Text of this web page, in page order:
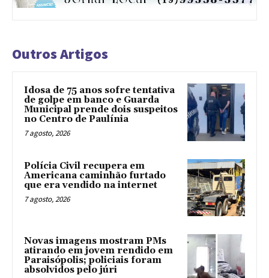
Outros Artigos
Idosa de 75 anos sofre tentativa
de golpe em banco e Guarda
Municipal prende dois suspeitos
no Centro de Paulínia
7 agosto, 2026
Polícia Civil recupera em
Americana caminhão furtado
que era vendido na internet
7 agosto, 2026
Novas imagens mostram PMs
atirando em jovem rendido em
Paraisópolis; policiais foram
absolvidos pelo júri